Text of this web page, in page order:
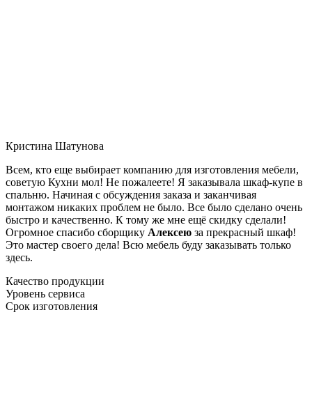
Кристина Шатунова
Всем, кто еще выбирает компанию для изготовления мебели,
советую Кухни мол! Не пожалеете! Я заказывала шкаф-купе в
спальню. Начиная с обсуждения заказа и заканчивая
монтажом никаких проблем не было. Все было сделано очень
быстро и качественно. К тому же мне ещё скидку сделали!
Огромное спасибо сборщику Алексею за прекрасный шкаф!
Это мастер своего дела! Всю мебель буду заказывать только
здесь.
Качество продукции
Уровень сервиса
Срок изготовления